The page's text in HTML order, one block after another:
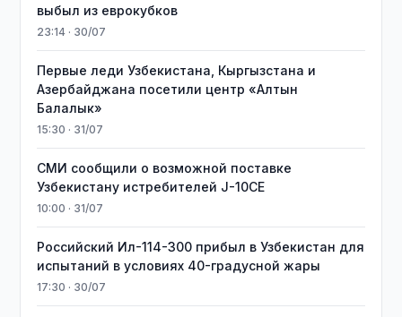
выбыл из еврокубков
23:14 · 30/07
Первые леди Узбекистана, Кыргызстана и
Азербайджана посетили центр «Алтын
Балалык»
15:30 · 31/07
СМИ сообщили о возможной поставке
Узбекистану истребителей J-10CE
10:00 · 31/07
Российский Ил-114-300 прибыл в Узбекистан для
испытаний в условиях 40-градусной жары
17:30 · 30/07